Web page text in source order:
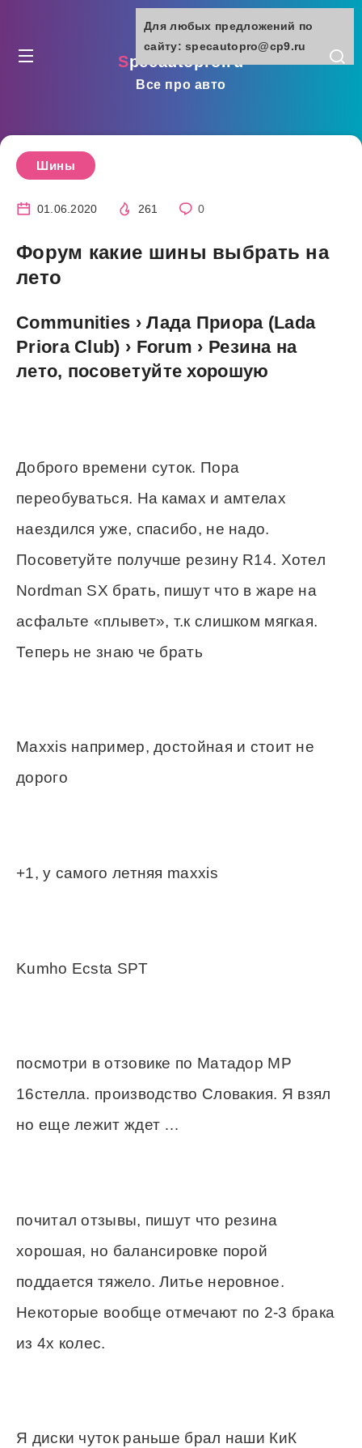
specautopro.ru
Все про авто
Шины
01.06.2020 261 0
Форум какие шины выбрать на
лето
Communities › Лада Приора (Lada
Priora Club) › Forum › Резина на
лето, посоветуйте хорошую
Доброго времени суток. Пора
переобуваться. На камах и амтелах
наездился уже, спасибо, не надо.
Посоветуйте получше резину R14. Хотел
Nordman SX брать, пишут что в жаре на
асфальте «плывет», т.к слишком мягкая.
Теперь не знаю че брать
Maxxis например, достойная и стоит не
дорого
+1, у самого летняя maxxis
Kumho Ecsta SPT
посмотри в отзовике по Матадор МР
16стелла. производство Словакия. Я взял
но еще лежит ждет …
почитал отзывы, пишут что резина
хорошая, но балансировке порой
поддается тяжело. Литье неровное.
Некоторые вообще отмечают по 2-3 брака
из 4х колес.
Я диски чуток раньше брал наши КиК
Для любых предложений по
сайту: specautopro@cp9.ru